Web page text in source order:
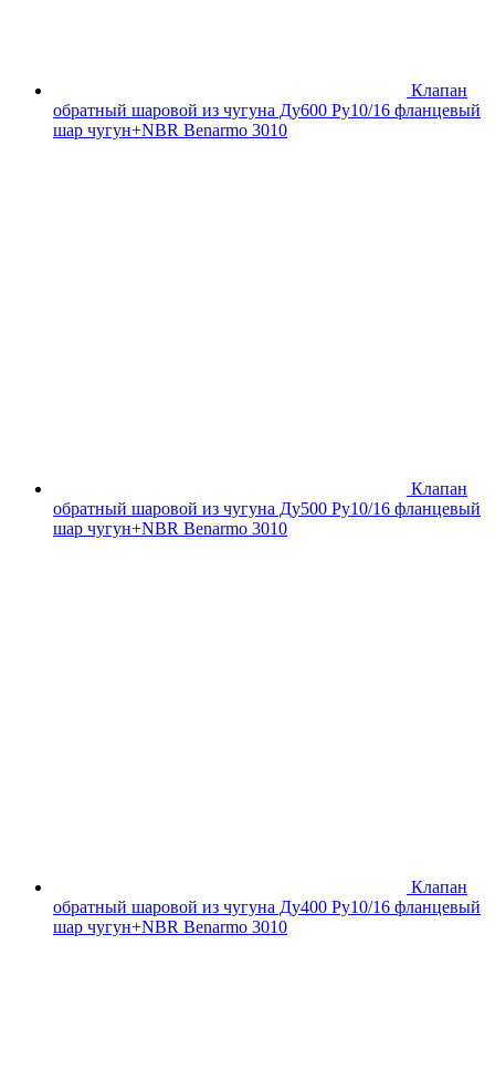
Клапан
обратный шаровой из чугуна Ду600 Ру10/16 фланцевый
шар чугун+NBR Benarmo 3010
Клапан
обратный шаровой из чугуна Ду500 Ру10/16 фланцевый
шар чугун+NBR Benarmo 3010
Клапан
обратный шаровой из чугуна Ду400 Ру10/16 фланцевый
шар чугун+NBR Benarmo 3010